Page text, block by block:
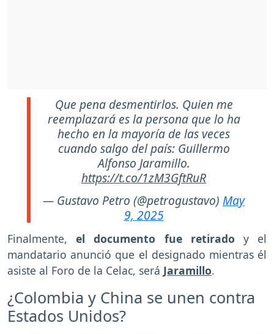
Que pena desmentirlos. Quien me
reemplazará es la persona que lo ha
hecho en la mayoría de las veces
cuando salgo del país: Guillermo
Alfonso Jaramillo.
https://t.co/1zM3GftRuR
— Gustavo Petro (@petrogustavo) May
9, 2025
Finalmente,el documento fue retirado y el
mandatario anunció que el designado mientras él
asiste al Foro de la Celac, será Jaramillo.
¿Colombia y China se unen contra
Estados Unidos?